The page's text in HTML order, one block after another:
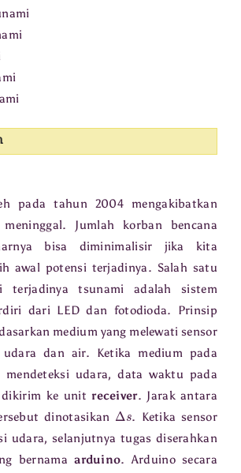
pada tahun 2004 mengakibatkan
Jumlah korban bencana
bisa diminimalisir jika kita
awal potensi terjadinya. Salah satu
terjadinya tsunami adalah sistem
dari LED dan fotodioda. Prinsip
medium yang melewati sensor
dan air. Ketika medium pada
udara, data waktu pada
ke unit receiver. Jarak antara
dinotasikan
Δ
. Ketika sensor
udara, selanjutnya tugas diserahkan
bernamaarduino. Arduino secara